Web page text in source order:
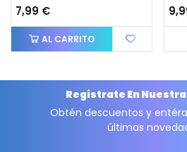
7,99 €
AL CARRITO
Registrate En
Obtén descuentos y
últimas